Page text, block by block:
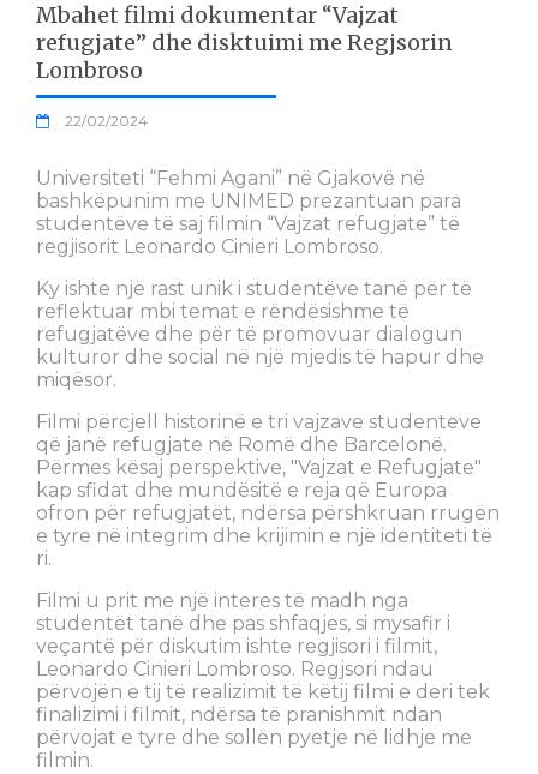
Mbahet filmi dokumentar “Vajzat
refugjate” dhe disktuimi me Regjsorin
Lombroso
22/02/2024
Universiteti “Fehmi Agani” në Gjakovë në
bashkëpunim me UNIMED prezantuan para
studentëve të saj filmin “Vajzat refugjate” të
regjisorit Leonardo Cinieri Lombroso.
Ky ishte një rast unik i studentëve tanë për të
reflektuar mbi temat e rëndësishme të
refugjatëve dhe për të promovuar dialogun
kulturor dhe social në një mjedis të hapur dhe
miqësor.
Filmi përcjell historinë e tri vajzave studenteve
që janë refugjate në Romë dhe Barcelonë.
Përmes kësaj perspektive, "Vajzat e Refugjate"
kap sfidat dhe mundësitë e reja që Europa
ofron për refugjatët, ndërsa përshkruan rrugën
e tyre në integrim dhe krijimin e një identiteti të
ri.
Filmi u prit me një interes të madh nga
studentët tanë dhe pas shfaqjes, si mysafir i
veçantë për diskutim ishte regjisori i filmit,
Leonardo Cinieri Lombroso. Regjsori ndau
përvojën e tij të realizimit të këtij filmi e deri tek
finalizimi i filmit, ndërsa të pranishmit ndan
përvojat e tyre dhe sollën pyetje në lidhje me
filmin.